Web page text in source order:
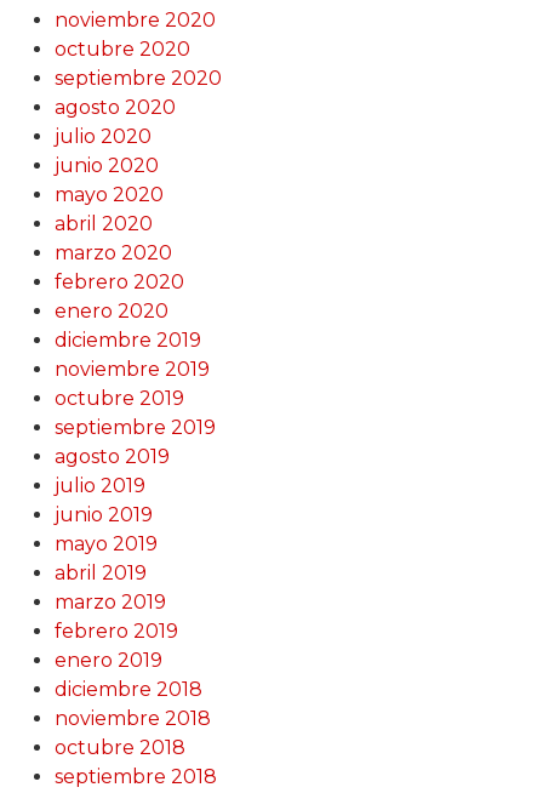
noviembre 2020
octubre 2020
septiembre 2020
agosto 2020
julio 2020
junio 2020
mayo 2020
abril 2020
marzo 2020
febrero 2020
enero 2020
diciembre 2019
noviembre 2019
octubre 2019
septiembre 2019
agosto 2019
julio 2019
junio 2019
mayo 2019
abril 2019
marzo 2019
febrero 2019
enero 2019
diciembre 2018
noviembre 2018
octubre 2018
septiembre 2018